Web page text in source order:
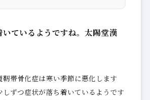
ているようですね。太陽堂漢
靭帯骨化症は寒い季節に悪化します
ずつ症状が落ち着いているようです